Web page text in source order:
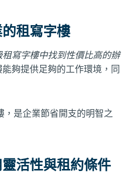
租寫字樓
寫字樓中找到性價比高的辦
夠提供足夠的工作環境，同
，是企業節省開支的明智之
活性與租約條件